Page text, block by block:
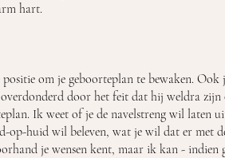
hart.
om je geboorteplan te bewaken.
door het feit dat hij weldra
Ik weet of je de navelstreng wil laten
op-huid wil beleven, wat je wil dat er met
je wensen kent, maar ik kan - indien